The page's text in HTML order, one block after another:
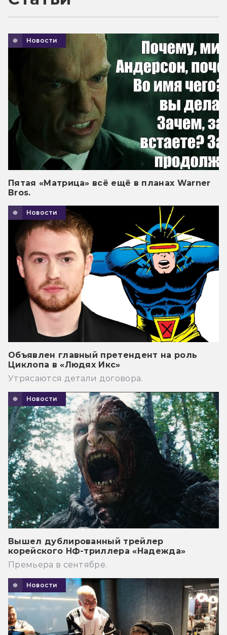
Новости
Пятая «Матрица» всё ещё в планах Warner
Bros.
Новости
Объявлен главный претендент на роль
Циклопа в «Людях Икс»
Утрясаются детали договора.
Новости
Вышел дублированный трейлер
корейского НФ-триллера «Надежда»
Премьера в сентябре.
Новости